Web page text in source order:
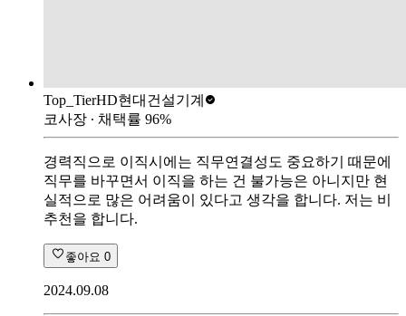
Top_TierHD현대건설기계
코사장 ∙ 채택률 96%
경력직으로 이직시에는 직무연결성도 중요하기 때문에
직무를 바꾸면서 이직을 하는 건 불가능은 아니지만 현
실적으로 많은 어려움이 있다고 생각을 합니다. 저는 비
추천을 합니다.
좋아요 0
2024.09.08